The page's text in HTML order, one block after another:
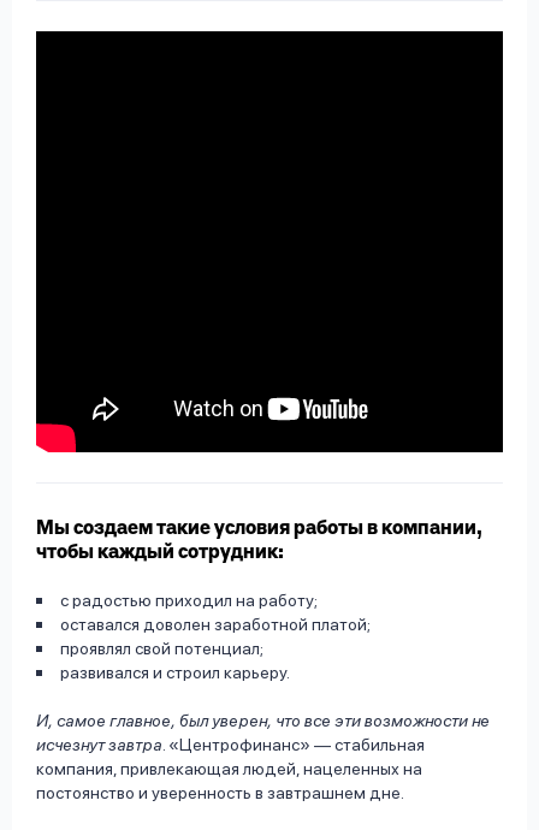
Мы создаем такие условия работы в компании,
чтобы каждый сотрудник:
с радостью приходил на работу;
оставался доволен заработной платой;
проявлял свой потенциал;
развивался и строил карьеру.
И, самое главное, был уверен, что все эти возможности не
исчезнут завтра. «Центрофинанс» — стабильная
компания, привлекающая людей, нацеленных на
постоянство и уверенность в завтрашнем дне.